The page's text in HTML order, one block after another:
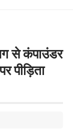
से कंपाउंडर
पीड़िता